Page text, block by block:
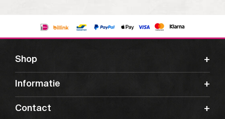
Shop
Informatie
Contact